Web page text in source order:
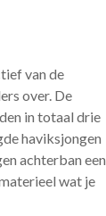
van de
over. De
in totaal drie
haviksjongen
achterban een
wat je